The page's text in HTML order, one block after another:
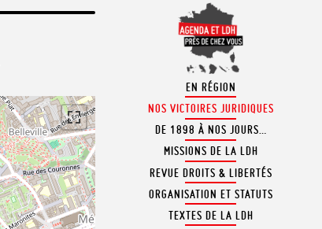
EN RÉGION
NOS VICTOIRES JURIDIQUES
DE 1898 À NOS JOURS…
MISSIONS DE LA LDH
REVUE DROITS & LIBERTÉS
ORGANISATION ET STATUTS
TEXTES DE LA LDH